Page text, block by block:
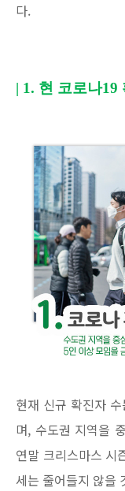
다.
| 1. 현 코로나19
현재 신규 확진자
며, 수도권 지역을
연말 크리스마스 시
세는 줄어들지 않을